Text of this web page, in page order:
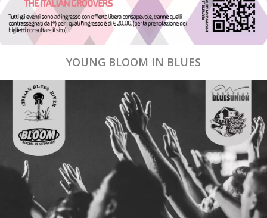
YOUNG BLOOM IN BLUES